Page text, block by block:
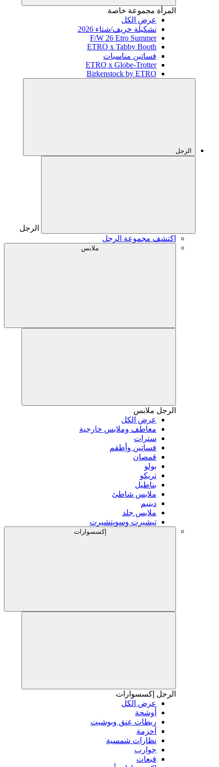
المرأة مجموعة خاصة
عرض الكل
تشكيلة خريف/شتاء 2026
F/W 26 Etro Summer
ETRO x Tabby Booth
فساتين مناسبات
ETRO x Globe-Trotter
Birkenstock by ETRO
الرجل
الرجل
اكتشف مجموعة الرجل
ملابس
الرجل ملابس
عرض الكل
معاطف وملابس خارجية
سترات
فساتين وأطقم
قمصان
بولو
تريكو
بناطيل
ملابس شاطئ
دينيم
ملابس جلد
تيشيرت وسويتشيرت
إكسسوارات
الرجل إكسسوارات
عرض الكل
أوشحة
ربطات عنق وبوشيت
أحزمة
نظارات شمسية
جوارب
قبعات